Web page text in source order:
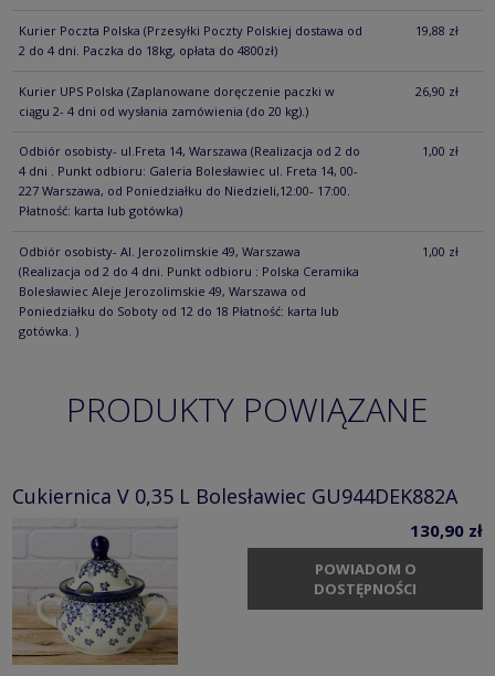
Kurier Poczta Polska (Przesyłki Poczty Polskiej dostawa od
2 do 4 dni. Paczka do 18kg, opłata do 4800zł)
19,88 zł
Kurier UPS Polska (Zaplanowane doręczenie paczki w
ciągu 2- 4 dni od wysłania zamówienia (do 20 kg).)
26,90 zł
Odbiór osobisty- ul.Freta 14, Warszawa (Realizacja od 2 do
4 dni . Punkt odbioru: Galeria Bolesławiec ul. Freta 14, 00-
227 Warszawa, od Poniedziałku do Niedzieli,12:00- 17:00.
Płatność: karta lub gotówka)
1,00 zł
Odbiór osobisty- Al. Jerozolimskie 49, Warszawa
(Realizacja od 2 do 4 dni. Punkt odbioru : Polska Ceramika
Bolesławiec Aleje Jerozolimskie 49, Warszawa od
Poniedziałku do Soboty od 12 do 18 Płatność: karta lub
gotówka. )
1,00 zł
PRODUKTY POWIĄZANE
Cukiernica V 0,35 L Bolesławiec GU944DEK882A
130,90 zł
POWIADOM O
DOSTĘPNOŚCI